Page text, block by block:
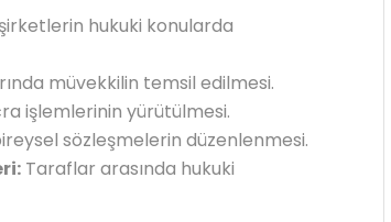
hukuki konularda
müvekkilin temsil edilmesi.
işlemlerinin yürütülmesi.
sözleşmelerin düzenlenmesi.
Taraflar arasında hukuki